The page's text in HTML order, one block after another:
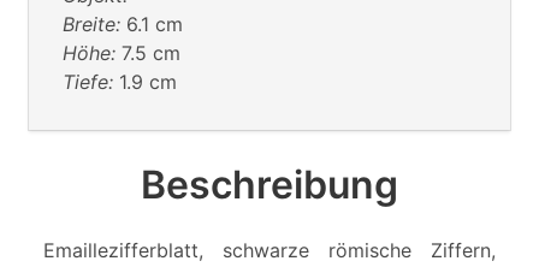
Breite: 6.1 cm
Höhe: 7.5 cm
Tiefe: 1.9 cm
Beschreibung
Emaillezifferblatt, schwarze römische Ziffern,